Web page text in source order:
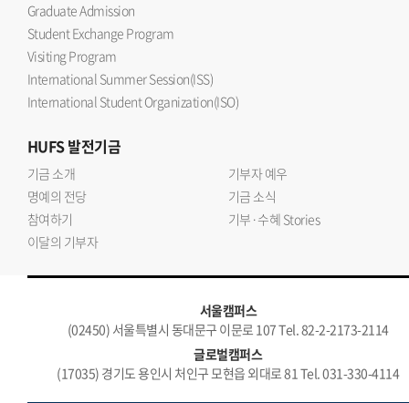
Graduate Admission
Student Exchange Program
Visiting Program
International Summer Session(ISS)
International Student Organization(ISO)
HUFS발전기금
기금 소개
기부자 예우
명예의 전당
기금 소식
참여하기
기부·수혜 Stories
이달의 기부자
서울캠퍼스
(02450) 서울특별시 동대문구 이문로 107 Tel. 82-2-2173-2114
글로벌캠퍼스
(17035) 경기도 용인시 처인구 모현읍 외대로 81 Tel. 031-330-4114